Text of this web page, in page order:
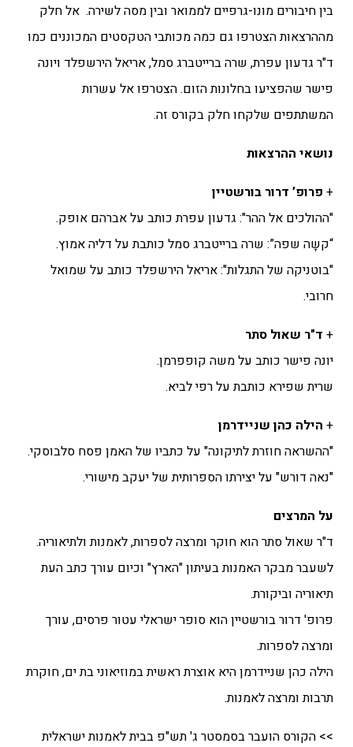
בין חיבורים מונו-גרפיים לממואר ובין מסה לשירה. אל חלק
מההרצאות הצטרפו גם כמה מכותבי הטקסטים המכוננים כמו
ד"ר גדעון עפרת, שרה ברייטברג סמל, אריאל הירשפלד ויונה
פישר שהפציעו בחלונות הזום. הצטרפו אל עשרות
המשתתפים שלקחו חלק בקורס זה.
נושאי ההרצאות
+ פרופ’ דרור בורשטיין
"ההולכים אל ההר": גדעון עפרת כותב על אברהם אופק.
“קשָה שפה”: שרה ברייטברג סמל כותבת על דליה אמוץ.
"בוטניקה של התגלות": אריאל הירשפלד כותב על שמואל
חרובי.
+ ד"ר שאול סתר
יונה פישר כותב על משה קופפרמן.
שרית שפירא כותבת על רפי לביא.
+ הילה כהן שניידרמן
"ההשראה חוזרת לתיקונה" על כתביו של האמן פסח סלבוסקי.
"נאה דורש" על יצירתו הספרותית של יעקב מישורי.
על המרצים
ד"ר שאול סתר הוא חוקר ומרצה לספרות, לאמנות ולתיאוריה.
לשעבר מבקר האמנות בעיתון "הארץ" וכיום עורך כתב העת
תיאוריה וביקורת.
פרופ' דרור בורשטיין הוא סופר ישראלי עטור פרסים, עורך
ומרצה לספרות.
הילה כהן שניידרמן היא אוצרת ראשית במוזיאוני בת ים, חוקרת
תרבות ומרצה לאמנות.
>> הקורס הועבר בסמסטר ג' תש"פ בבית לאמנות ישראלית